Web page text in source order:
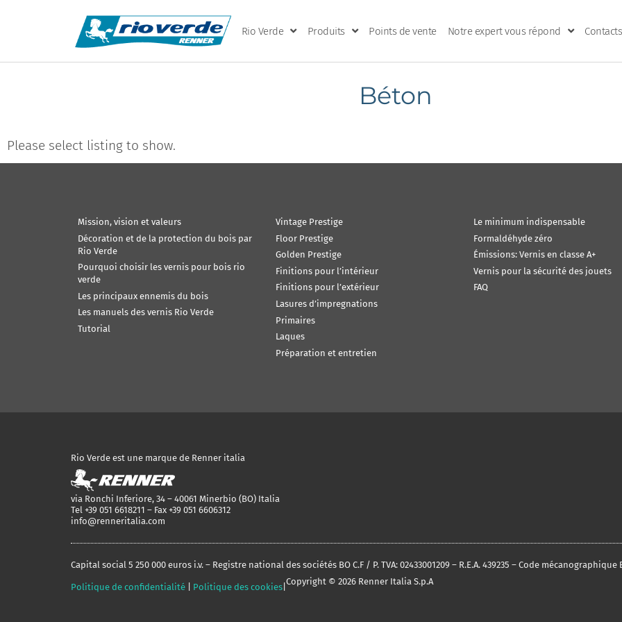
Rio Verde Produits Points de vente Notre expert vous répond Contacts
Béton
Please select listing to show.
Mission, vision et valeurs
Décoration et de la protection du bois par
Rio Verde
Pourquoi choisir les vernis pour bois rio
verde
Les principaux ennemis du bois
Les manuels des vernis Rio Verde
Tutorial
Vintage Prestige
Floor Prestige
Golden Prestige
Finitions pour l’intérieur
Finitions pour l’extérieur
Lasures d’impregnations
Primaires
Laques
Préparation et entretien
Le minimum indispensable
Formaldéhyde zéro
Émissions: Vernis en classe A+
Vernis pour la sécurité des jouets
FAQ
Rio Verde est une marque de Renner italia
via Ronchi Inferiore, 34 – 40061 Minerbio (BO) Italia
Tel +39 051 6618211 – Fax +39 051 6606312
info@renneritalia.com
Capital social 5 250 000 euros i.v. – Registre national des sociétés BO C.F / P. TVA: 02433001209 – R.E.A. 439235 – Code mécanographique
Politique de confidentialité Politique des cookies
Copyright © 2026 Renner Italia S.p.A